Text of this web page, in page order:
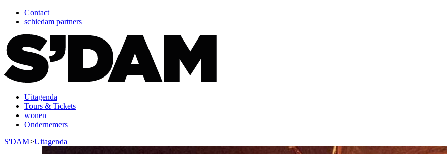
Contact
schiedam partners
Uitagenda
Tours & Tickets
wonen
Ondernemers
S'DAM>Uitagenda